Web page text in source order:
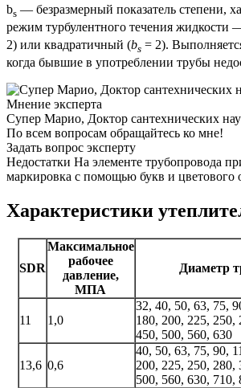
bs — безразмерный показатель степени,
режим турбулентного течения жидкости
2) или квадратичный (bs = 2).
когда бывшие в употреблении трубы
Мнение эксперта
Супер Марио, Доктор сантехнических
По всем вопросам обращайтесь ко мне!
Задать вопрос эксперту
Недостатки На элементе трубопровода
маркировка с помощью букв и цветового
Характеристики
SDR
Максимальное
рабочее
давление,
МПА
Диаметр
11 1,0
32, 40, 50, 63, 75,
180, 200, 225, 250,
450, 500, 560, 630
13,6 0,6
40, 50, 63, 75, 90,
200, 225, 250, 280,
500, 560, 630, 710,